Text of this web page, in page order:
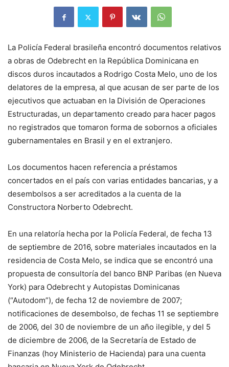
La Policía Federal brasileña encontró documentos relativos
a obras de Odebrecht en la República Dominicana en
discos duros incautados a Rodrigo Costa Melo, uno de los
delatores de la empresa, al que acusan de ser parte de los
ejecutivos que actuaban en la División de Operaciones
Estructuradas, un departamento creado para hacer pagos
no registrados que tomaron forma de sobornos a oficiales
gubernamentales en Brasil y en el extranjero.
Los documentos hacen referencia a préstamos
concertados en el país con varias entidades bancarias, y a
desembolsos a ser acreditados a la cuenta de la
Constructora Norberto Odebrecht.
En una relatoría hecha por la Policía Federal, de fecha 13
de septiembre de 2016, sobre materiales incautados en la
residencia de Costa Melo, se indica que se encontró una
propuesta de consultoría del banco BNP Paribas (en Nueva
York) para Odebrecht y Autopistas Dominicanas
(“Autodom”), de fecha 12 de noviembre de 2007;
notificaciones de desembolso, de fechas 11 se septiembre
de 2006, del 30 de noviembre de un año ilegible, y del 5
de diciembre de 2006, de la Secretaría de Estado de
Finanzas (hoy Ministerio de Hacienda) para una cuenta